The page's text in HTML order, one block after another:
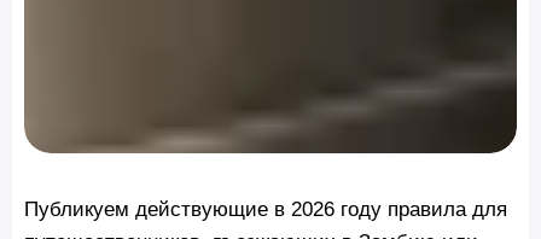
Публикуем действующие в 2026 году правила для